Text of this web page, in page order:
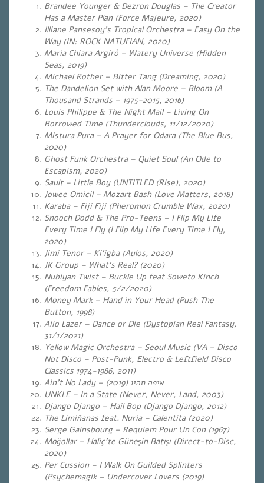
Brandee Younger & Dezron Douglas – The Creator
Has a Master Plan (Force Majeure, 2020)
Illiane Pansesoy’s Tropical Orchestra – Easy On the
Way (IN: ROCK NATUFIAN, 2020)
Maria Chiara Argirò – Watery Universe (Hidden
Seas, 2019)
Michael Rother – Bitter Tang (Dreaming, 2020)
The Dandelion Set with Alan Moore – Bloom (A
Thousand Strands – 1975-2015, 2016)
Louis Philippe & The Night Mail – Living On
Borrowed Time (Thunderclouds, 11/12/2020)
Mistura Pura – A Prayer for Odara (The Blue Bus,
2020)
Ghost Funk Orchestra – Quiet Soul (An Ode to
Escapism, 2020)
Sault – Little Boy (UNTITLED (Rise), 2020)
Jowee Omicil – Mozart Bash (Love Matters, 2018)
Karaba – Fiji Fiji (Pheromon Crumble Wax, 2020)
Snooch Dodd & The Pro-Teens – I Flip My Life
Every Time I Fly (I Flip My Life Every Time I Fly,
2020)
Jimi Tenor – Ki’igba (Aulos, 2020)
JK Group – What’s Real? (2020)
Nubiyan Twist – Buckle Up feat Soweto Kinch
(Freedom Fables, 5/2/2020)
Money Mark – Hand in Your Head (Push The
Button, 1998)
Aiio Lazer – Dance or Die (Dystopian Real Fantasy,
31/1/2021)
Yellow Magic Orchestra – Seoul Music (VA – Disco
Not Disco – Post-Punk, Electro & Leftfield Disco
Classics 1974-1986, 2011)
Ain’t No Lady –
איפה תהיו (2019)
UNKLE – In a State (Never, Never, Land, 2003)
Django Django – Hail Bop (Django Django, 2012)
The Limiñanas feat. Nuria – Calentita(2020)
Serge Gainsbourg – Requiem Pour Un Con (1967)
Moğollar – Haliç’te Güneşin Batışı (Direct-to-Disc,
2020)
Per Cussion – I Walk On Guilded Splinters
(Psychemagik – Undercover Lovers (2019)